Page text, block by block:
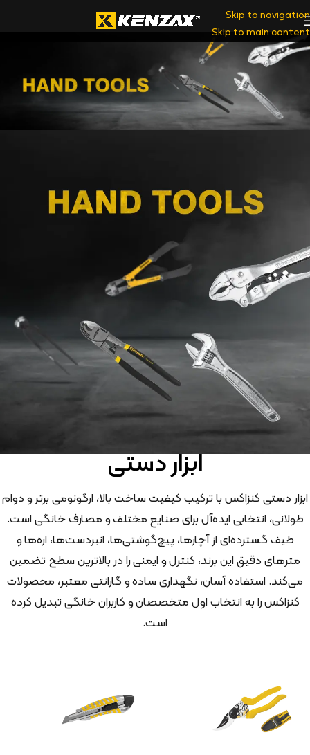
Skip to navigation
Skip to main content
ابزار دستی
ابزار دستی کنزاکس با ترکیب کیفیت ساخت بالا، ارگونومی برتر و دوام
طولانی، انتخابی ایده‌آل برای صنایع مختلف و مصارف خانگی است.
طیف گسترده‌ای از آچارها، پیچ‌گوشتی‌ها، انبردست‌ها، اره‌ها و
مترهای دقیق این برند، کنترل و ایمنی را در بالاترین سطح تضمین
می‌کند. استفاده آسان، نگهداری ساده و گارانتی معتبر، محصولات
کنزاکس را به انتخاب اول متخصصان و کاربران خانگی تبدیل کرده
است.